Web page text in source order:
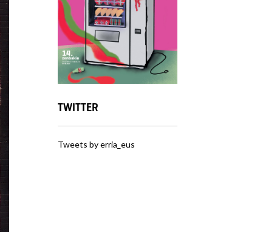
TWITTER
Tweets by erria_eus